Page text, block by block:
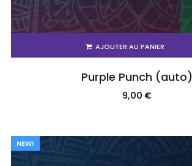
AJOUTER AU PANIER
Purple Punch (auto)
9,00 €
NEW!